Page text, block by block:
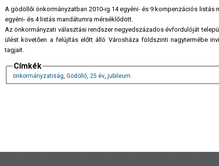
A gödöllői önkormányzatban 2010-ig 14 egyéni- és 9 kompenzációs listás
egyéni- és 4 listás mandátumra mérséklődött.
Az önkormányzati választási rendszer negyedszázados évfordulóját
ülést követően a felújítás előtt álló Városháza földszinti nagytermébe
tagjait.
Címkék
önkormányzatiság, Gödöllő, 25 év, jubileum